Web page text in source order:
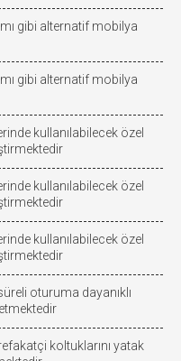
gibi alternatif mobilya
gibi alternatif mobilya
kullanılabilecek özel
kullanılabilecek özel
kullanılabilecek özel
oturuma dayanıklı
koltuklarını yatak